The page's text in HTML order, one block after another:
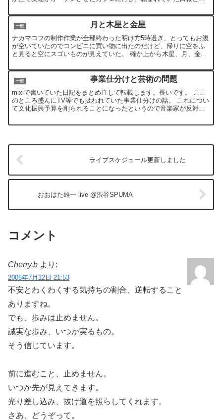
一般 月と木星と金星
ナカマコフの制作作業が全部終わった明け方5時過ぎ、とってもお腹
が空いていたのでコンビニに買い物に出たのだけど、帰りに空をふ
と見ると空にスゴいものが見えていた。 確か上から木星、月、金星
一般 事業仕分けと芸術の問題
mixiで書いていた日記をまとめ直して転載します。長いです。 ここ
のところ盛んにTV等でも扱われていた事業仕分けの話。 これについ
て文化振興予算を削られることになったというので音楽家が反対声
ライブスケジュール更新しました
おおはた雄一 live @渋谷SPUMA
コメント
Cherry.b より:
2005年7月12日 21:53
不安とわくわくする気持ちの割合、逆転すること
ありますね。
でも、歩みは止めません。
誠実な歩み、いつか実るもの。
そう信じています。
前に進むこと、止めません。
いつか先が見えてきます。
光り差し込み、抜け道を照らしてくれます。
さあ、どうぞって。